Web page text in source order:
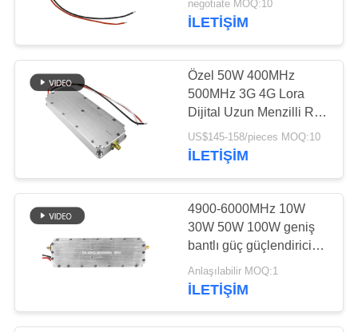
KONTROL
BIZE
ULAŞIN
HABERLER
BLOG
TEKLIF
ISTEĞI
SITE
FPV jammer modülü
amplifikatörü
36
negotiate MOQ:10
İLETIŞIM
Özel 50W 400MHz
500MHz 3G 4G Lora
Dijital Uzun Menzilli RF
amplifikatörü anti drone
modülü Saklayıcı sistemi
US$145-158/pieces MOQ:10
İLETIŞIM
4900-6000MHz 10W
30W 50W 100W geniş
bantlı güç güçlendirici
RF modülü
Anlaşılabilir MOQ:1
İLETIŞIM